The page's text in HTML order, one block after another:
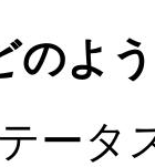
のよ
ータ